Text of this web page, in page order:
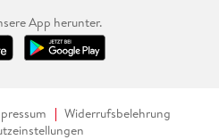
App herunter.
Widerrufsbelehrung